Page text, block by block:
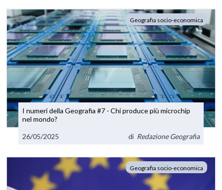
Geografia socio-economica
I numeri della Geografia #7 - Chi produce più microchip
nel mondo?
26/05/2025 di Redazione Geografia
Geografia socio-economica